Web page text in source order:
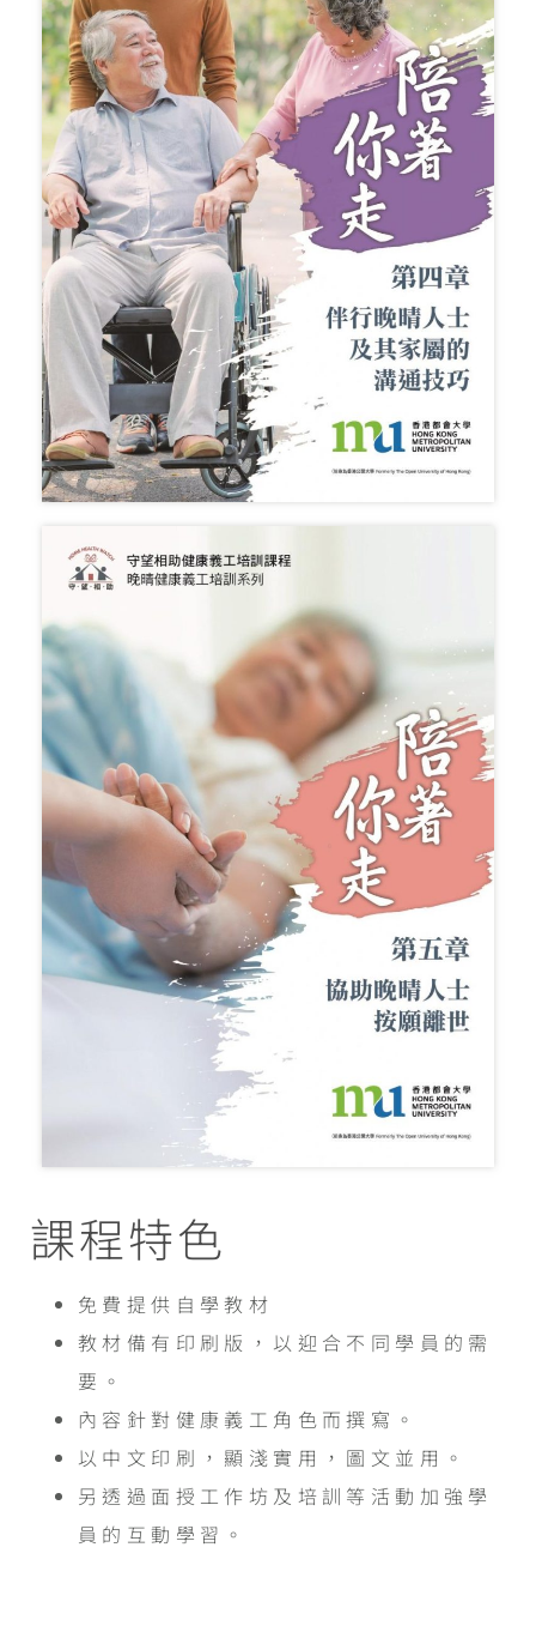
課程特色
免費提供自學教材
教材備有印刷版，以迎合不同學員的需
要。
內容針對健康義工角色而撰寫。
以中文印刷，顯淺實用，圖文並用。
另透過面授工作坊及培訓等活動加強學
員的互動學習。